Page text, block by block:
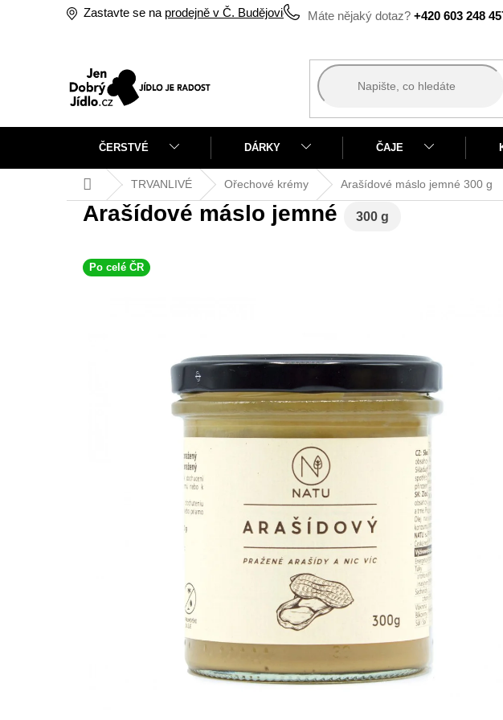
+420 603 248
Zastavte se na prodejně v Č. Budějovicích
ČERSTVÉ DÁRKY ČAJE
Domů TRVANLIVÉ Ořechové krémy Arašídové máslo jemné 300 g
Arašídové máslo jemné 300 g
Po celé ČR